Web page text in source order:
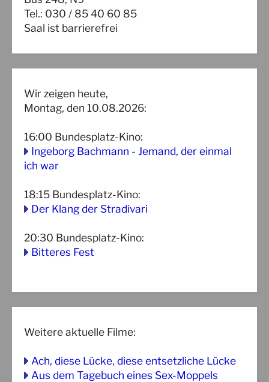
Tel.: 030 / 85 40 60 85
Saal ist barrierefrei
Wir zeigen heute,
Montag, den 10.08.2026:
16:00 Bundesplatz-Kino:
Ingeborg Bachmann - Jemand, der einmal
ich war
18:15 Bundesplatz-Kino:
Der Klang der Stradivari
20:30 Bundesplatz-Kino:
Bitteres Fest
Weitere aktuelle Filme:
Ach, diese Lücke, diese entsetzliche Lücke
Aus dem Tagebuch eines Sex-Moppels